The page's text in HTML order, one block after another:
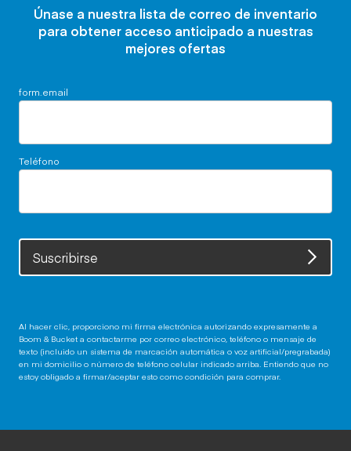
Únase a nuestra lista de correo de inventario
para obtener acceso anticipado a nuestras
mejores ofertas
form.email
Teléfono
Suscribirse
Al hacer clic, proporciono mi firma electrónica autorizando expresamente a
Boom & Bucket a contactarme por correo electrónico, teléfono o mensaje de
texto (incluido un sistema de marcación automática o voz artificial/pregrabada)
en mi domicilio o número de teléfono celular indicado arriba. Entiendo que no
estoy obligado a firmar/aceptar esto como condición para comprar.